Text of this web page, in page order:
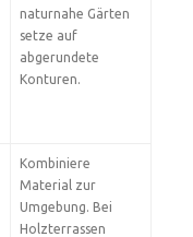
naturnahe Gärten
setze auf
abgerundete
Konturen.
Kombiniere
Material zur
Umgebung. Bei
Holzterrassen